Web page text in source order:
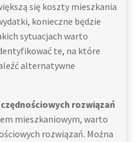
się koszty mieszkania
konieczne będzie
sytuacjach warto
te, na które
alternatywne
rozwiązań
mieszkaniowym, warto
rozwiązań. Można